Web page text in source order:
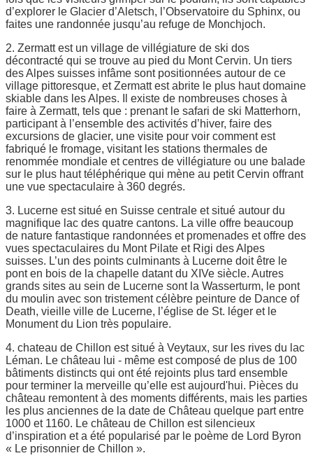
d’explorer le Glacier d’Aletsch, l’Observatoire du Sphinx, ou
faites une randonnée jusqu’au refuge de Monchjoch.
2. Zermatt est un village de villégiature de ski dos
décontracté qui se trouve au pied du Mont Cervin. Un tiers
des Alpes suisses infâme sont positionnées autour de ce
village pittoresque, et Zermatt est abrite le plus haut domaine
skiable dans les Alpes. Il existe de nombreuses choses à
faire à Zermatt, tels que : prenant le safari de ski Matterhorn,
participant à l’ensemble des activités d’hiver, faire des
excursions de glacier, une visite pour voir comment est
fabriqué le fromage, visitant les stations thermales de
renommée mondiale et centres de villégiature ou une balade
sur le plus haut téléphérique qui mène au petit Cervin offrant
une vue spectaculaire à 360 degrés.
3. Lucerne est situé en Suisse centrale et situé autour du
magnifique lac des quatre cantons. La ville offre beaucoup
de nature fantastique randonnées et promenades et offre des
vues spectaculaires du Mont Pilate et Rigi des Alpes
suisses. L’un des points culminants à Lucerne doit être le
pont en bois de la chapelle datant du XIVe siècle. Autres
grands sites au sein de Lucerne sont la Wasserturm, le pont
du moulin avec son tristement célèbre peinture de Dance of
Death, vieille ville de Lucerne, l’église de St. léger et le
Monument du Lion très populaire.
4. chateau de Chillon est situé à Veytaux, sur les rives du lac
Léman. Le château lui - même est composé de plus de 100
bâtiments distincts qui ont été rejoints plus tard ensemble
pour terminer la merveille qu’elle est aujourd'hui. Pièces du
château remontent à des moments différents, mais les parties
les plus anciennes de la date de Château quelque part entre
1000 et 1160. Le château de Chillon est silencieux
d’inspiration et a été popularisé par le poème de Lord Byron
« Le prisonnier de Chillon ».